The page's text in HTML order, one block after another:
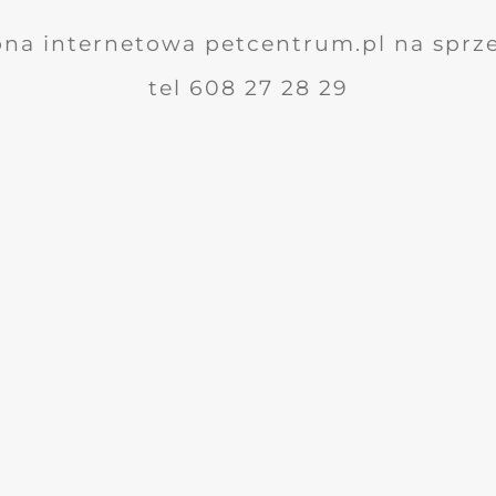
internetowa petcentrum.pl na
tel 608 27 28 29